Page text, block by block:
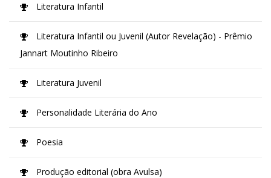
Literatura Infantil
Literatura Infantil ou Juvenil (Autor Revelação) - Prêmio
Jannart Moutinho Ribeiro
Literatura Juvenil
Personalidade Literária do Ano
Poesia
Produção editorial (obra Avulsa)